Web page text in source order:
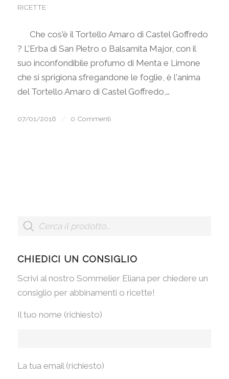
RICETTE
Che cos'è il Tortello Amaro di Castel Goffredo
? L'Erba di San Pietro o Balsamita Major, con il
suo inconfondibile profumo di Menta e Limone
che si sprigiona sfregandone le foglie, è l'anima
del Tortello Amaro di Castel Goffredo,…
07/01/2016 / 0 Commenti
CHIEDICI UN CONSIGLIO
Scrivi al nostro Sommelier Eliana per chiedere un
consiglio per abbinamenti o ricette!
Il tuo nome (richiesto)
La tua email (richiesto)